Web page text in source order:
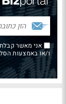
אני מאשר קבלת
ו/או באמצעות הסלולר